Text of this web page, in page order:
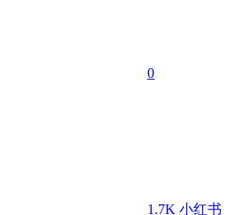
0
1.7K 小红书